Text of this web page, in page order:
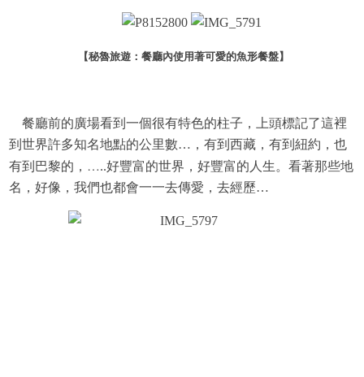
【秘魯旅遊：餐廳內使用著可愛的魚形餐盤】
餐廳前的廣場看到一個很有特色的柱子，上頭標記了這裡
到世界許多知名地點的公里數…，有到西藏，有到紐約，也
有到巴黎的， …..好豐富的世界，好豐富的人生。看著那些地
名，好像，我們也都會一一去傳愛，去經歷…